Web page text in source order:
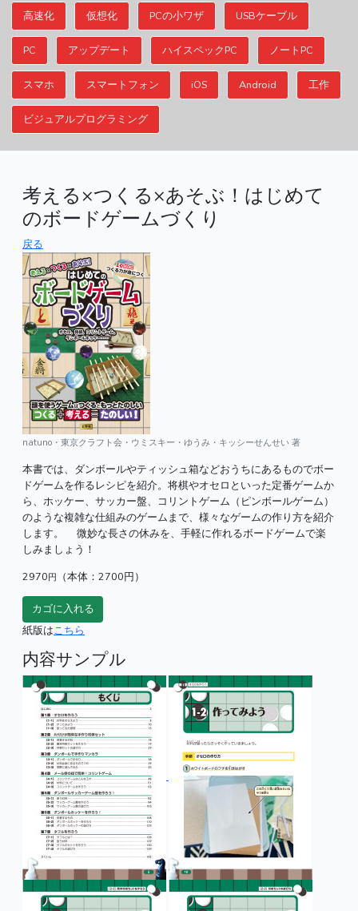
高速化 仮想化 PCの小ワザ USBケーブル
PC アップデート ハイスペックPC ノートPC
スマホ スマートフォン iOS Android 工作
ビジュアルプログラミング
考える×つくる×あそぶ！はじめて
のボードゲームづくり
戻る
natuno・東京クラフト会・ウミスキー・ゆうみ・キッシーせんせい 著
本書では、ダンボールやティッシュ箱などおうちにあるものでボー
ドゲームを作るレシピを紹介。将棋やオセロといった定番ゲームか
ら、ホッケー、サッカー盤、コリントゲーム（ピンボールゲーム）
のような複雑な仕組みのゲームまで、様々なゲームの作り方を紹介
します。 微妙な長さの休みを、手軽に作れるボードゲームで楽
しみましょう！
2970円 （本体：2700円）
紙版はこちら
内容サンプル